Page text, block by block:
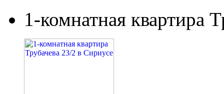
1-комнатная квартира